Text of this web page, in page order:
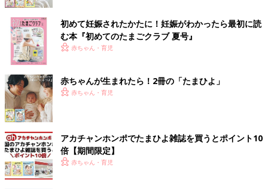
自慢したくなるお誕生日写真は、こだわりのアング
ルがカギ！
初めて妊娠されたかたに！妊娠がわかったら最初に読
む本『初めてのたまごクラブ 夏号』
赤ちゃん・育児
赤ちゃんが生まれたら！2冊の「たまひよ」
赤ちゃん・育児
アカチャンホンポでたまひよ雑誌を買うとポイント10
倍【期間限定】
赤ちゃん・育児